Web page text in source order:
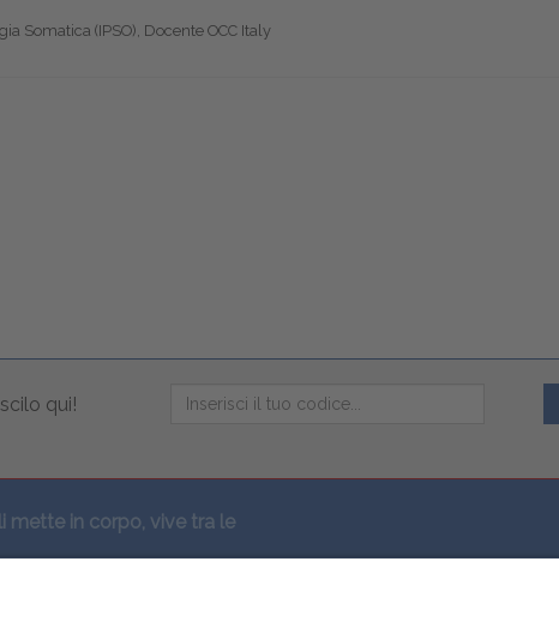
Somatica (IPSO), Docente OCC Italy
qui!
mette in corpo, vive tra le